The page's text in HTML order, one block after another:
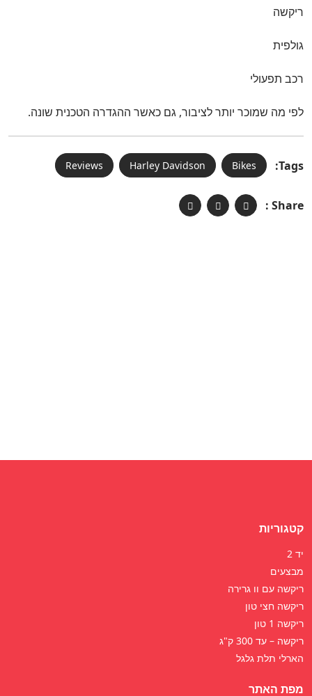
ריקשה
גולפית
רכב תפעולי
לפי מה שמוכר יותר לציבור, גם כאשר ההגדרה הטכנית שונה.
Tags:
Bikes
Harley Davidson
Reviews
Share :
קטגוריות
יד 2
מבצעים
ריקשה עם וו גרירה
ריקשה חצי טון
ריקשה 1 טון
ריקשה – עד 300 ק"ג
הארלי תלת גלגל
מפת האתר